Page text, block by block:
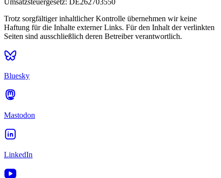
Trotz sorgfältiger inhaltlicher Kontrolle übernehmen wir keine
Haftung für die Inhalte externer Links. Für den Inhalt der verlinkten
Seiten sind ausschließlich deren Betreiber verantwortlich.
Bluesky
Mastodon
LinkedIn